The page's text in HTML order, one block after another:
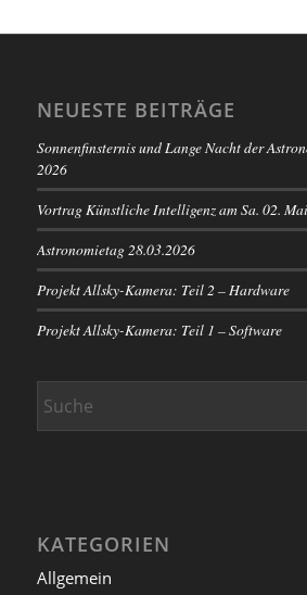
NEUESTE BEITRÄGE
Sonnenfinsternis und Lange Nacht der
2026
Vortrag Künstliche Intelligenz am Sa. 02.
Astronomietag 28.03.2026
Projekt Allsky-Kamera: Teil 2 – Hardware
Projekt Allsky-Kamera: Teil 1 – Software
KATEGORIEN
Allgemein